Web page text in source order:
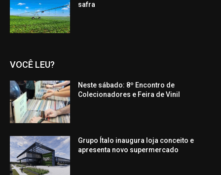
safra
VOCÊ LEU?
Neste sábado: 8º Encontro de
Colecionadores e Feira de Vinil
Grupo Ítalo inaugura loja conceito e
apresenta novo supermercado